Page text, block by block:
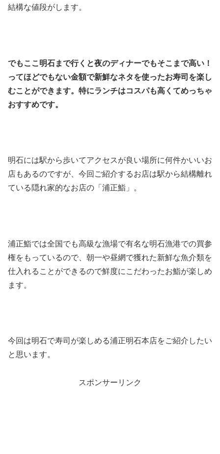
結構な値段がします。
でもここ明石まで行くと夜のディナーでもそこまで高い！
ってほどでもない金額で新鮮なネタを使ったお寿司を楽し
むことができます。特にランチはコスパも高くてめっちゃ
おすすめです。
明石には駅から歩いてアクセスが良い場所に何件かいいお
店もあるのですが、今回ご紹介するお店は駅から結構離れ
ている隠れ家的なお店の「浦正鮨」。
浦正鮨では全国でも高級な漁場で有名な明石漁港での買参
権をもっているので、朝一や昼網で獲れた新鮮な魚介類を
仕入れることができるので鮮度にこだわったお鮨が楽しめ
ます。
今回は明石で寿司が楽しめる浦正明石本店をご紹介したい
と思います。
スポンサーリンク